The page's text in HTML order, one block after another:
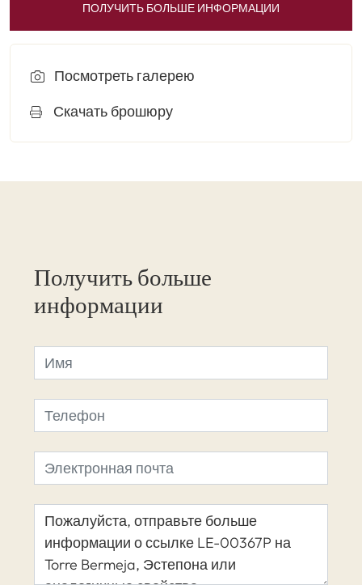
ПОЛУЧИТЬ БОЛЬШЕ ИНФОРМАЦИИ
Посмотреть галерею
Скачать брошюру
Получить больше
информации